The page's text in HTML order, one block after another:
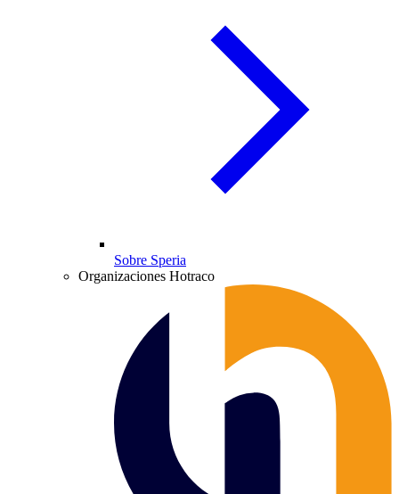
Sobre Speria
Organizaciones Hotraco